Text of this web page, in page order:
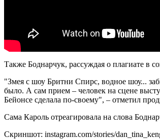
Также Боднарчук, рассуждая о плагиате в
"Змея с шоу Бритни Спирс, водное шоу...
было. А сам прием – человек на сцене
Бейонсе сделала по-своему", – отметил
Сама Кароль отреагировала на слова
Скриншот: instagram.com/stories/